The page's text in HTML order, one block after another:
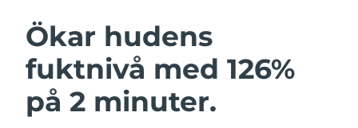
Ökar hudens
fuktnivå med 126%
på 2 minuter.
Ansiktsrengöring Ansiktslyft
Österrike
Bahrain Förväntad leverans
Belgien Förväntad leverans